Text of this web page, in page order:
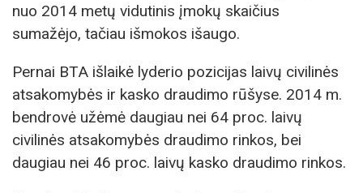
nuo 2014 metų vidutinis įmokų skaičius
sumažėjo, tačiau išmokos išaugo.
Pernai BTA išlaikė lyderio pozicijas laivų civilinės
atsakomybės ir kasko draudimo rūšyse. 2014 m.
bendrovė užėmė daugiau nei 64 proc. laivų
civilinės atsakomybės draudimo rinkos, bei
daugiau nei 46 proc. laivų kasko draudimo rinkos.